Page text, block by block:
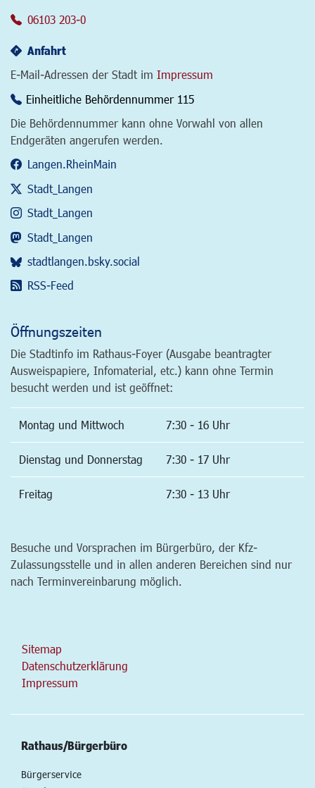
06103 203-0
Anfahrt
E-Mail-Adressen der Stadt im Impressum
Einheitliche Behördennummer 115
Die Behördennummer kann ohne Vorwahl von allen
Endgeräten angerufen werden.
Langen.RheinMain
Stadt_Langen
Stadt_Langen
Stadt_Langen
stadtlangen.bsky.social
RSS-Feed
Öffnungszeiten
Die Stadtinfo im Rathaus-Foyer (Ausgabe beantragter
Ausweispapiere, Infomaterial, etc.) kann ohne Termin
besucht werden und ist geöffnet:
Montag und Mittwoch 7:30 - 16 Uhr
Dienstag und Donnerstag 7:30 - 17 Uhr
Freitag 7:30 - 13 Uhr
Besuche und Vorsprachen im Bürgerbüro, der Kfz-
Zulassungsstelle und in allen anderen Bereichen sind nur
nach Terminvereinbarung möglich.
Sitemap
Datenschutzerklärung
Impressum
Rathaus/Bürgerbüro
Bürgerservice